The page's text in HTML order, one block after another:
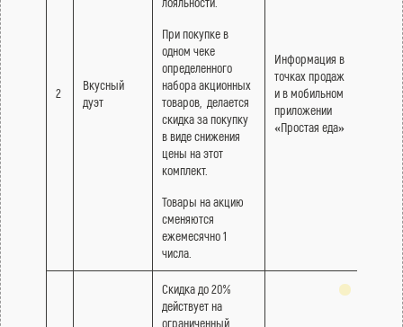
2
Вкусный
дуэт
При покупке в
одном чеке
определенного
набора акционных
товаров, делается
скидка за покупку
в виде снижения
цены на этот
комплект.
Товары на акцию
сменяются
ежемесячно 1
числа.
Информация в
точках продаж
и в мобильном
приложении
«Простая еда»
Скидка до 20%
действует на
ограниченный